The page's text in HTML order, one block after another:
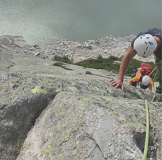
Guides im Herzen der Schweizer
Berge – baue deine Fähigkeiten aus,
gewinne Sicherheit und erlebe die
Berge von ihrer schönsten Seite.
GEFÜHRTE TOUREN
KURSE IM SOMMER